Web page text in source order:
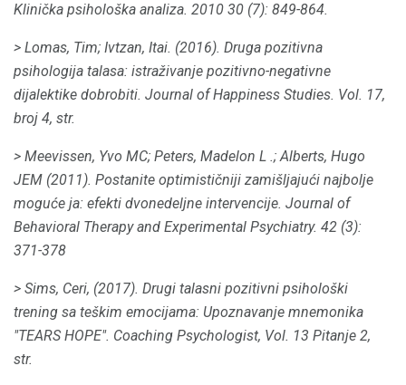
Klinička psihološka analiza. 2010 30 (7): 849-864.
> Lomas, Tim; Ivtzan, Itai. (2016). Druga pozitivna
psihologija talasa: istraživanje pozitivno-negativne
dijalektike dobrobiti. Journal of Happiness Studies. Vol. 17,
broj 4, str.
> Meevissen, Yvo MC; Peters, Madelon L .; Alberts, Hugo
JEM (2011). Postanite optimističniji zamišljajući najbolje
moguće ja: efekti dvonedeljne intervencije. Journal of
Behavioral Therapy and Experimental Psychiatry. 42 (3):
371-378
> Sims, Ceri, (2017). Drugi talasni pozitivni psihološki
trening sa teškim emocijama: Upoznavanje mnemonika
"TEARS HOPE". Coaching Psychologist, Vol. 13 Pitanje 2,
str.